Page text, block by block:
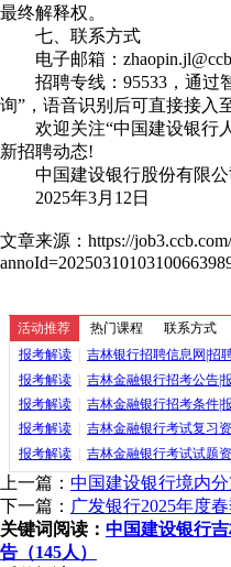
最终解释权。
七、联系方式
电子邮箱：
招聘专线：95533，通过
询”，语音识别后可直接接入
欢迎关注“中国建设银行人
新招聘动态!
中国建设银行股份有限公
2025年3月12日
文章来源：https://
活动推荐 热门课程 联系方式
报考解读
吉林银行招聘信息网|招
报考解读
吉林金融银行招考公告|
报考解读
吉林金融银行招考条件|
报考解读
吉林金融银行考试复习
报考解读
吉林金融银行考试试题
上一篇： 中国建设银行境内
下一篇： 广发银行2025年度
关键词阅读： 中国建设银行
告（145人）